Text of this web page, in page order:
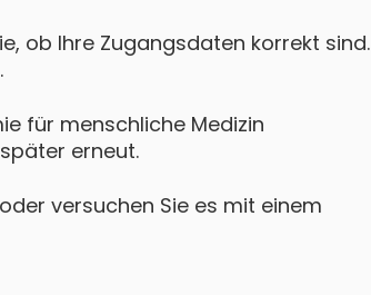
ob Ihre Zugangsdaten korrekt sind.
für menschliche Medizin
erneut.
versuchen Sie es mit einem